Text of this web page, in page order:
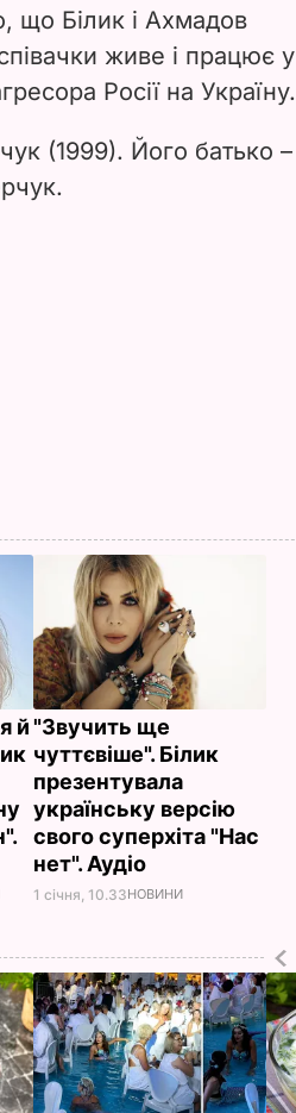
що Білик і Ахмадов
живе і працює у
Росії на Україну.
(1999). Його батько –
й "Звучить ще
чуттєвіше". Білик
презентувала
українську версію
свого суперхіта "Нас
нет". Аудіо
1 січня, 10.33НОВИНИ